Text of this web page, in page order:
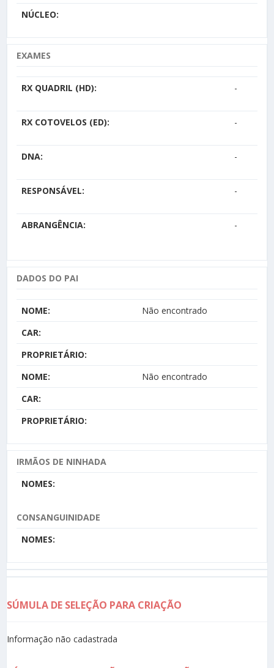
NÚCLEO:
EXAMES
RX QUADRIL (HD): -
RX COTOVELOS (ED): -
DNA: -
RESPONSÁVEL: -
ABRANGÊNCIA: -
DADOS DO PAI
NOME:
Não encontrado
CAR:
PROPRIETÁRIO:
NOME:
Não encontrado
CAR:
PROPRIETÁRIO:
IRMÃOS DE NINHADA
NOMES:
CONSANGUINIDADE
NOMES:
SÚMULA DE SELEÇÃO PARA CRIAÇÃO
Informação não cadastrada